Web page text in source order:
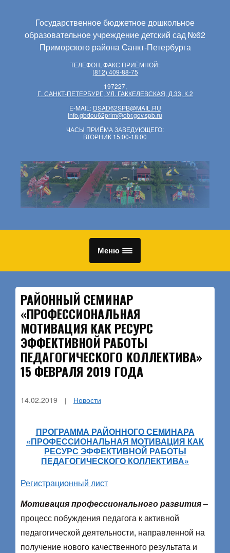
Государственное бюджетное дошкольное
образовательное учреждение детский сад №62
Приморского района Санкт-Петербурга
ТЕЛЕФОН, ФАКС ПРИЁМНОЙ:
(812) 409-88-75
197227,
Г. САНКТ-ПЕТЕРБУРГ, УЛ. ГАККЕЛЕВСКАЯ, Д.33, К.2
E-MAIL: DSAD62SPB@MAIL.RU
info.gbdou62prim@obr.gov.spb.ru
ЧАСЫ ПРИЁМА ЗАВЕДУЮЩЕГО:
ВТОРНИК 15:00-18:00
Меню
РАЙОННЫЙ СЕМИНАР
«ПРОФЕССИОНАЛЬНАЯ
МОТИВАЦИЯ КАК РЕСУРС
ЭФФЕКТИВНОЙ РАБОТЫ
ПЕДАГОГИЧЕСКОГО КОЛЛЕКТИВА»
15 ФЕВРАЛЯ 2019 ГОДА
14.02.2019 Новости
ПРОГРАММА РАЙОННОГО СЕМИНАРА
«ПРОФЕССИОНАЛЬНАЯ МОТИВАЦИЯ КАК
РЕСУРС ЭФФЕКТИВНОЙ РАБОТЫ
ПЕДАГОГИЧЕСКОГО КОЛЛЕКТИВА»
Регистрационный лист
Мотивация профессионального развития–
процесс побуждения педагога к активной
педагогической деятельности, направленной на
получение нового качественного результата и